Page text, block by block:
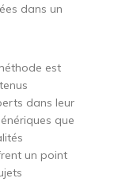
dans un
est
dans leur
que
un point